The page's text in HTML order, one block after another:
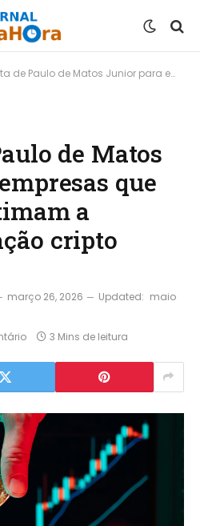
de Matos Junior para empresas que ainda subestimam a regulamentação cripto
de Matos
que
a
cripto
março 26, 2026 Updated: maio
3 Mins de leitura